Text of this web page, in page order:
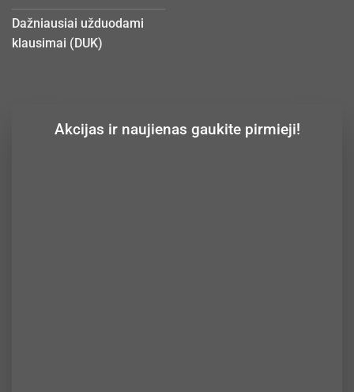
Dažniausiai užduodami
klausimai (DUK)
Akcijas ir naujienas gaukite pirmieji!